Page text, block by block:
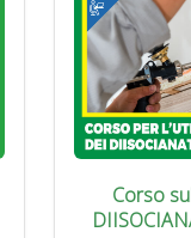
Corso